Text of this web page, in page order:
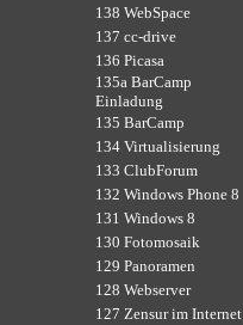
138 WebSpace
137 cc-drive
136 Picasa
135a BarCamp
Einladung
135 BarCamp
134 Virtualisierung
133 ClubForum
132 Windows Phone 8
131 Windows 8
130 Fotomosaik
129 Panoramen
128 Webserver
127 Zensur im Internet